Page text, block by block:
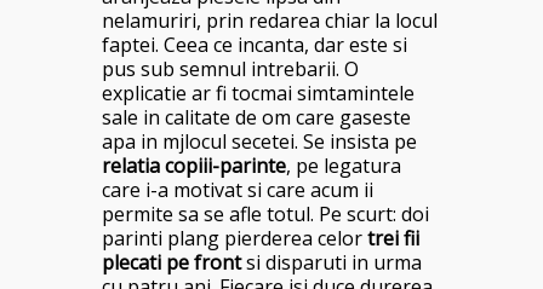
nelamuriri, prin redarea chiar la locul
faptei. Ceea ce incanta, dar este si
pus sub semnul intrebarii. O
explicatie ar fi tocmai simtamintele
sale in calitate de om care gaseste
apa in mjlocul secetei. Se insista pe
relatia copiii-parinte, pe legatura
care i-a motivat si care acum ii
permite sa se afle totul. Pe scurt: doi
parinti plang pierderea celortrei fii
plecati pe frontsi disparuti in urma